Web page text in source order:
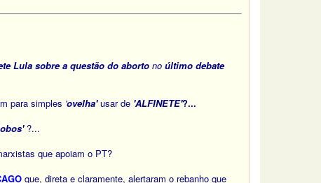
Lula sobre a questão do aborto no último debate
para simples 'ovelha' usar de 'ALFINETE'?...
?...
que apoiam o PT?
que, direta e claramente, alertaram o rebanho que